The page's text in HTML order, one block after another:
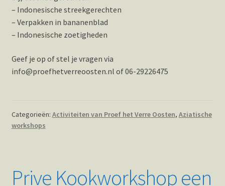
– Indonesische streekgerechten
– Verpakken in bananenblad
– Indonesische zoetigheden
Geef je op of stel je vragen via
info@proefhetverreoosten.nl of 06-29226475
Categorieën: Activiteiten van Proef het Verre Oosten, Aziatische
workshops
Prive Kookworkshop een